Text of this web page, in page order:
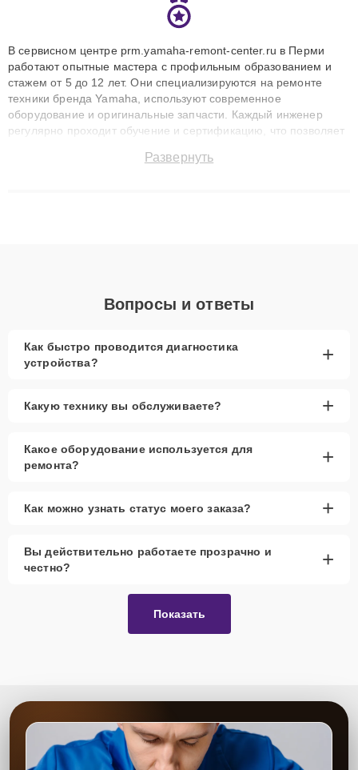
В сервисном центре prm.yamaha-remont-center.ru в Перми
работают опытные мастера с профильным образованием и
стажем от 5 до 12 лет. Они специализируются на ремонте
техники бренда Yamaha, используют современное
оборудование и оригинальные запчасти. Каждый инженер
регулярно проходит обучение и сертификацию, что позволяет
технику с сохранением гарантии до 3 лет. Наши мастера
Развернуть
Вопросы и ответы
Как быстро проводится диагностика
устройства?
+
Какую технику вы обслуживаете? +
Какое оборудование используется для
ремонта?
+
Как можно узнать статус моего заказа? +
Вы действительно работаете прозрачно и
честно?
+
Показать